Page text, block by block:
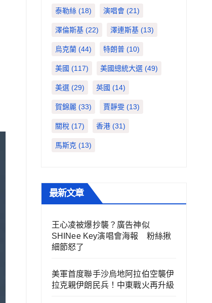
泰勒絲 (18) 演唱會(21)
澤倫斯基(22) 澤連斯基(13)
烏克蘭(44) 特朗普(10)
美國 (117) 美國總統大選(49)
美選(29) 英國 (14)
賀錦麗 (33) 賈靜雯(13)
關稅(17) 香港(31)
馬斯克 (13)
最新文章
王心凌被爆抄襲？廣告神似
SHINee Key演唱會海報 粉絲揪
細節怒了
美軍首度聯手沙烏地阿拉伯空襲伊
拉克親伊朗民兵！中東戰火再升級